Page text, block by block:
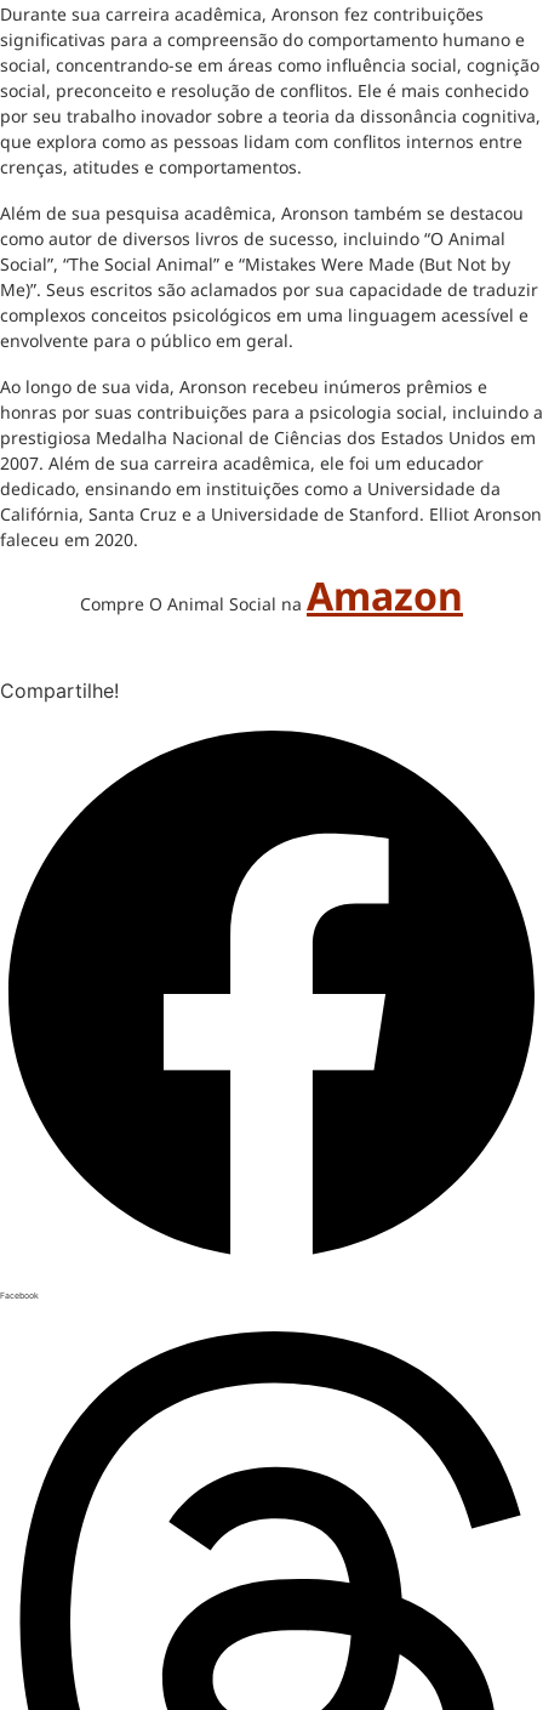
Durante sua carreira acadêmica, Aronson fez contribuições
significativas para a compreensão do comportamento humano e
social, concentrando-se em áreas como influência social, cognição
social, preconceito e resolução de conflitos. Ele é mais conhecido
por seu trabalho inovador sobre a teoria da dissonância cognitiva,
que explora como as pessoas lidam com conflitos internos entre
crenças, atitudes e comportamentos.
Além de sua pesquisa acadêmica, Aronson também se destacou
como autor de diversos livros de sucesso, incluindo “O Animal
Social”, “The Social Animal” e “Mistakes Were Made (But Not by
Me)”. Seus escritos são aclamados por sua capacidade de traduzir
complexos conceitos psicológicos em uma linguagem acessível e
envolvente para o público em geral.
Ao longo de sua vida, Aronson recebeu inúmeros prêmios e
honras por suas contribuições para a psicologia social, incluindo a
prestigiosa Medalha Nacional de Ciências dos Estados Unidos em
2007. Além de sua carreira acadêmica, ele foi um educador
dedicado, ensinando em instituições como a Universidade da
Califórnia, Santa Cruz e a Universidade de Stanford. Elliot Aronson
faleceu em 2020.
Compre O Animal Social na Amazon
Compartilhe!
Facebook